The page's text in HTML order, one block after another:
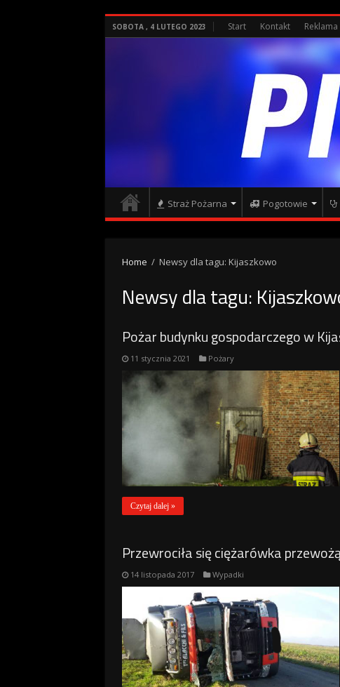
SOBOTA , 4 LUTEGO 2023 Start Kontakt Reklama
Straż Pożarna Pogotowie
Home / Newsy dla tagu: Kijaszkowo
Newsy dla tagu:
Pożar budynku gospodarczego w
11 stycznia 2021 Pożary
Czytaj dalej »
Przewrociła się ciężarówka
14 listopada 2017 Wypadki